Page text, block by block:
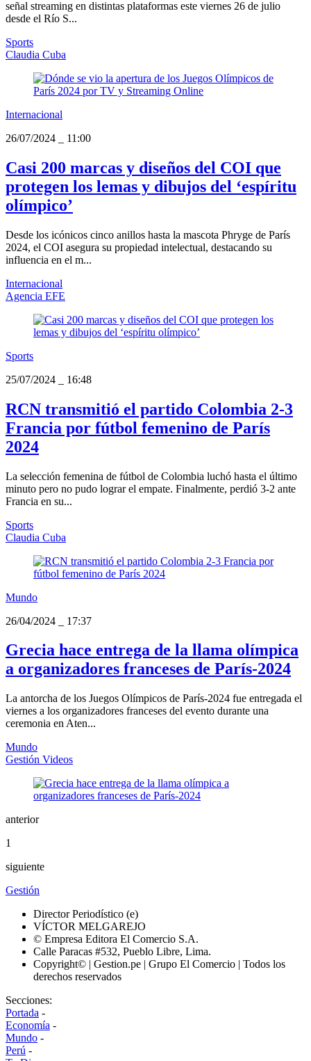
señal streaming en distintas plataformas este viernes 26 de julio
desde el Río S...
Sports
Claudia Cuba
Internacional
26/07/2024
11:00
Casi 200 marcas y diseños del COI que
protegen los lemas y dibujos del ‘espíritu
olímpico’
Desde los icónicos cinco anillos hasta la mascota Phryge de París
2024, el COI asegura su propiedad intelectual, destacando su
influencia en el m...
Internacional
Agencia EFE
Sports
25/07/2024
16:48
RCN transmitió el partido Colombia 2-3
Francia por fútbol femenino de París
2024
La selección femenina de fútbol de Colombia luchó hasta el último
minuto pero no pudo lograr el empate. Finalmente, perdió 3-2 ante
Francia en su...
Sports
Claudia Cuba
Mundo
26/04/2024
17:37
Grecia hace entrega de la llama olímpica
a organizadores franceses de París-2024
La antorcha de los Juegos Olímpicos de París-2024 fue entregada el
viernes a los organizadores franceses del evento durante una
ceremonia en Aten...
Mundo
Gestión Videos
anterior
1
siguiente
Gestión
Director Periodístico (e)
VÍCTOR MELGAREJO
© Empresa Editora El Comercio S.A.
Calle Paracas #532, Pueblo Libre, Lima.
Copyright© | Gestion.pe | Grupo El Comercio | Todos los
derechos reservados
Secciones:
Portada -
Economía -
Mundo -
Perú -